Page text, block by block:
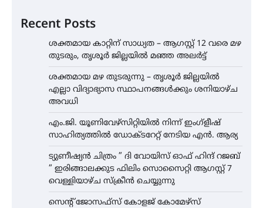
Recent Posts
ശക്തമായ കാറ്റിന് സാധ്യത – ആഗസ്റ്റ് 12 വരെ മഴ
തുടരും, തൃശൂർ ജില്ലയിൽ മഞ്ഞ അലർട്ട്
ശക്തമായ മഴ തുടരുന്നു – തൃശൂർ ജില്ലയിൽ
എല്ലാ വിദ്യാഭ്യാസ സ്ഥാപനങ്ങൾക്കും ശനിയാഴ്ച
അവധി
എം.ജി. യൂണിവേഴ്‌സിറ്റിയിൽ നിന്ന് ഇംഗ്ളീഷ്
സാഹിത്യത്തിൽ ഡോക്ടറേറ്റ് നേടിയ എൻ. ആര്യ
ട്യുണീഷ്യൻ ചിത്രം ” ദി വോയിസ് ഓഫ് ഹിന്ദ് റജബ്
” ഇരിങ്ങാലക്കുട ഫിലിം സൊസൈറ്റി ആഗസ്റ്റ് 7
വെള്ളിയാഴ്ച സ്‌ക്രീൻ ചെയ്യുന്നു
സെന്റ് ജോസഫ്സ് കോളജ് കോമേഴ്‌സ്